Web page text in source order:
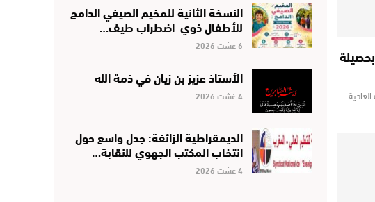
النسخة الثانية للمخيم الصيفي الدامج
للأطفال ذوي اضطراب طيف…
6 غشت 2026
الأستاذ عزيز بن زيان في ذمة الله
4 غشت 2026
الديمقراطية الزائفة: جدل واسع حول
انتخاب المكتب الجهوي للنقابة…
4 غشت 2026